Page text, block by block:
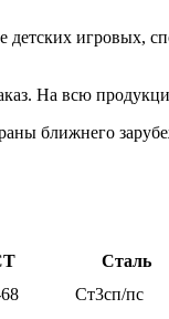
детских игровых,
На всю
ближнего
Сталь
Ст3сп/пс